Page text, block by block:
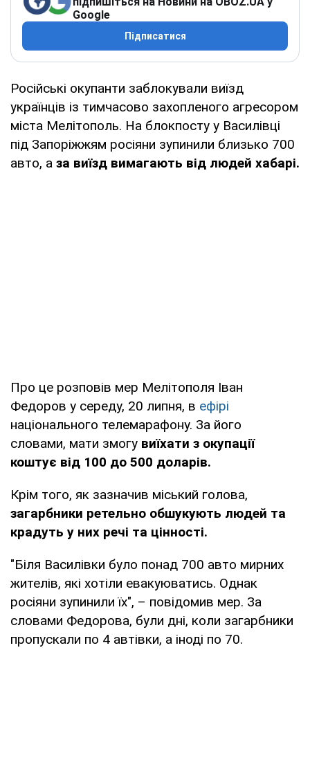
Google
Підписатися
Російські окупанти заблокували виїзд
українців із тимчасово захопленого агресором
міста Мелітополь. На блокпосту у Василівці
під Запоріжжям росіяни зупинили близько 700
авто, а за виїзд вимагають від людей хабарі.
Про це розповів мер Мелітополя Іван
Федоров у середу, 20 липня, в ефірі
національного телемарафону. За його
словами, мати змогу виїхати з окупації
коштує від 100 до 500 доларів.
Крім того, як зазначив міський голова,
загарбники ретельно обшукують людей та
крадуть у них речі та цінності.
"Біля Василівки було понад 700 авто мирних
жителів, які хотіли евакуюватись. Однак
росіяни зупинили їх", – повідомив мер. За
словами Федорова, були дні, коли загарбники
пропускали по 4 автівки, а іноді по 70.